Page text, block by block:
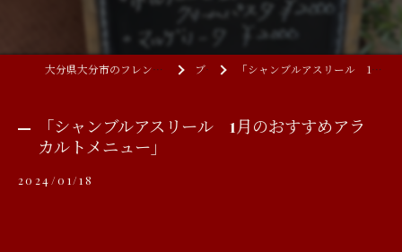
大分県大分市のフレンチならCHAMBRE A SOURIRE ブログ 「シャンブルアスリール 1月のおすすめアラカルトメニュー」
「シャンブルアスリール 1月のおすすめアラ
カルトメニュー」
2024/01/18